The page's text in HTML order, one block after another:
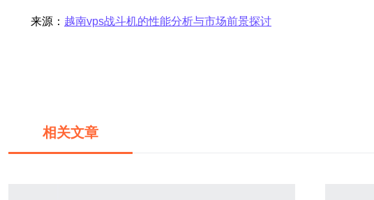
来源： 越南vps战斗机的性能分析与市场前景探讨
相关文章